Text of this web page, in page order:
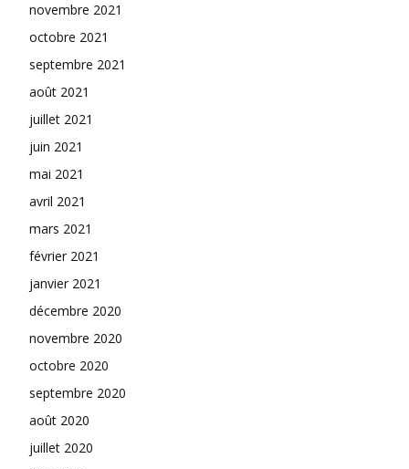
novembre 2021
octobre 2021
septembre 2021
août 2021
juillet 2021
juin 2021
mai 2021
avril 2021
mars 2021
février 2021
janvier 2021
décembre 2020
novembre 2020
octobre 2020
septembre 2020
août 2020
juillet 2020